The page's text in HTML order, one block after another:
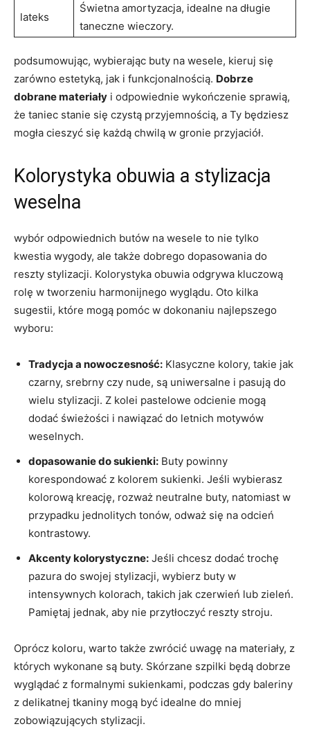
lateks
Świetna amortyzacja, idealne na długie
taneczne wieczory.
podsumowując, wybierając buty na wesele, kieruj się
zarówno estetyką, jak i funkcjonalnością. Dobrze
dobrane materiały i odpowiednie wykończenie sprawią,
że taniec stanie się czystą przyjemnością, a Ty będziesz
mogła cieszyć się każdą chwilą w gronie przyjaciół.
Kolorystyka obuwia a stylizacja
weselna
wybór odpowiednich butów na wesele to nie tylko
kwestia wygody, ale także dobrego dopasowania do
reszty stylizacji. Kolorystyka obuwia odgrywa kluczową
rolę w tworzeniu harmonijnego wyglądu. Oto kilka
sugestii, które mogą pomóc w dokonaniu najlepszego
wyboru:
Tradycja a nowoczesność: Klasyczne kolory, takie jak
czarny, srebrny czy nude, są uniwersalne i pasują do
wielu stylizacji. Z kolei pastelowe odcienie mogą
dodać świeżości i nawiązać do letnich motywów
weselnych.
dopasowanie do sukienki: Buty powinny
korespondować z kolorem sukienki. Jeśli wybierasz
kolorową kreację, rozważ neutralne buty, natomiast w
przypadku jednolitych tonów, odważ się na odcień
kontrastowy.
Akcenty kolorystyczne: Jeśli chcesz dodać trochę
pazura do swojej stylizacji, wybierz buty w
intensywnych kolorach, takich jak czerwień lub zieleń.
Pamiętaj jednak, aby nie przytłoczyć reszty stroju.
Oprócz koloru, warto także zwrócić uwagę na materiały, z
których wykonane są buty. Skórzane szpilki będą dobrze
wyglądać z formalnymi sukienkami, podczas gdy baleriny
z delikatnej tkaniny mogą być idealne do mniej
zobowiązujących stylizacji.